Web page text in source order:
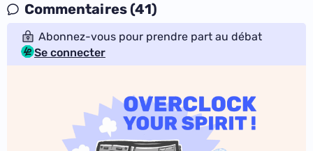
Commentaires (41)
Abonnez-vous pour prendre part au débat
Se connecter